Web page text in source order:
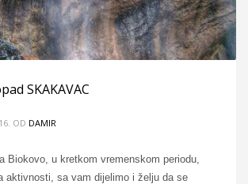
SKAKAVAC
OD DAMIR
Biokovo, u kretkom vremenskom periodu,
aktivnosti, sa vam dijelimo i želju da se